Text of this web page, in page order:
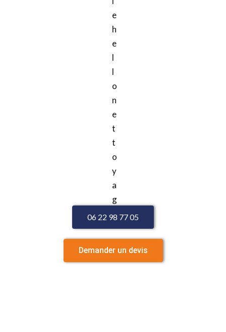
06 22 98 77 05
Demander un devis